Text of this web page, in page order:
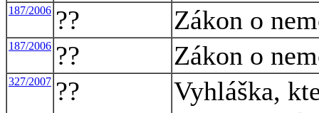
187/2006 ?? Zákon o
187/2006 ?? Zákon o
327/2007 ??
Vyhláška,